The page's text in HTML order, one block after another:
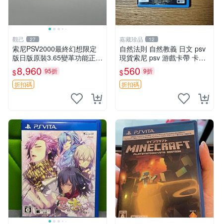
觀己 27
索尼PSV2000最終幻想限定
版日版原裝3.65變革功能正常
背面小劃痕磨損 實物圖可查
限量珍藏 畫集 游戲機
$8,960 95折
折扣碼
嘉藏珍品 12
自然法則 自然教義 日文 psv
現貨索尼 psv 游戲卡帶 卡盒
無損 版本外版 功能正常讀卡
關于質量：為避免糾紛，鑒寶
專家，收藏家和較真黨自行繞
$560 9折
折扣碼